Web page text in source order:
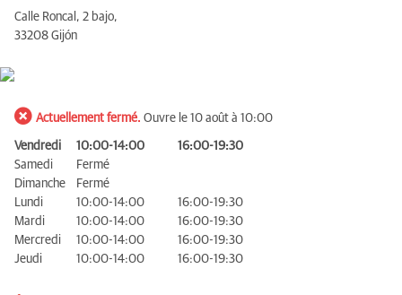
Calle Roncal, 2 bajo,
33208 Gijón
Actuellement fermé. Ouvre le 10 août à 10:00
Vendredi 10:00-14:00
16:00-19:30
Samedi
Fermé
Dimanche
Fermé
Lundi
10:00-14:00
16:00-19:30
Mardi
10:00-14:00
16:00-19:30
Mercredi
10:00-14:00
16:00-19:30
Jeudi
10:00-14:00 16:00-19:30